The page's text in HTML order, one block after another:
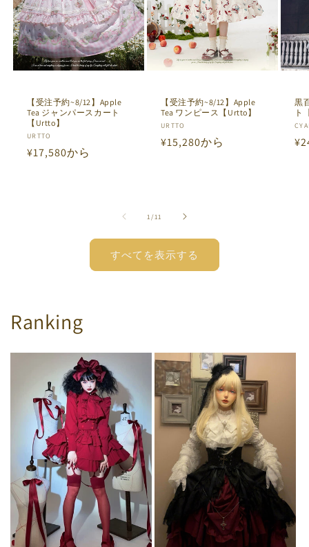
【受注予約~8/12】Apple
Tea ジャンパースカート
【Urtto】
販
売
URTTO
通
¥17,580から
【受注予約~8/12】Apple
Tea ワンピース【Urtto】
販
売
URTTO
通
¥15,280から
黒
ト
販
売
通
1 /の
11
すべてを表示する
Ranking